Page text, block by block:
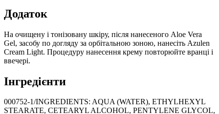
Додаток
На очищену і тонізовану шкіру, після нанесеного Aloe Vera
Gel, засобу по догляду за орбітальною зоною, нанесіть Azulen
Cream Light. Процедуру нанесення крему повторюйте вранці і
ввечері.
Інгредієнти
000752-1/INGREDIENTS: AQUA (WATER), ETHYLHEXYL
STEARATE, CETEARYL ALCOHOL, PENTYLENE GLYCOL,